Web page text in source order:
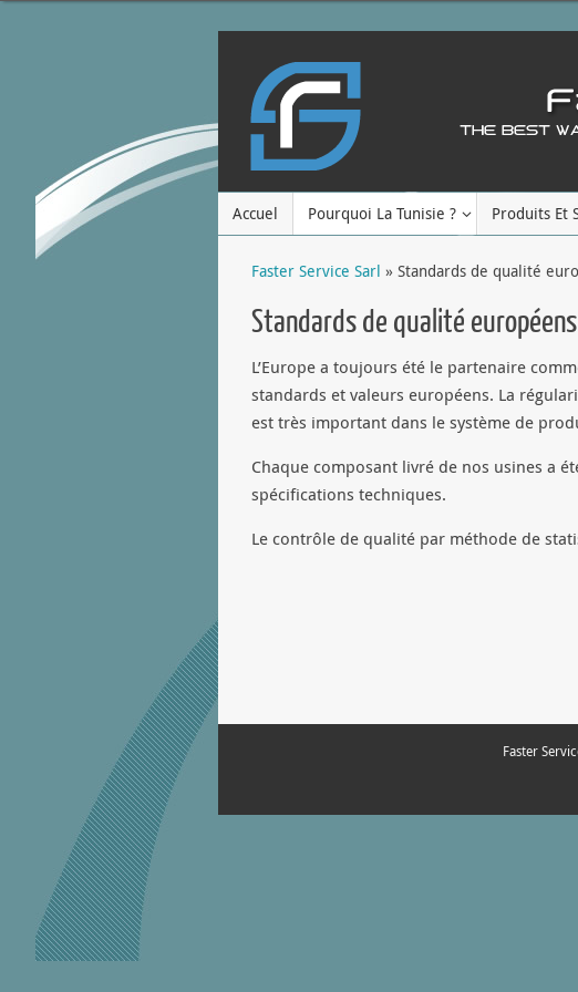
Accuel Pourquoi La Tunisie ? Produits Et
Faster Service Sarl » Standards de qualité
Standards de qualité européens
L’Europe a toujours été le partenaire
standards et valeurs européens. La
est très important dans le système de
Chaque composant livré de nos usines a
spécifications techniques.
Le contrôle de qualité par méthode de
Faster